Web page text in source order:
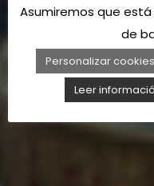
Asumiremos que
de
Personalizar cookies
Leer